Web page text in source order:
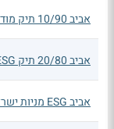
אביב 10/90 תיק מודל ESG כשרה
אביב 20/80 תיק ESG כשרה
אביב ESG מניות ישראל